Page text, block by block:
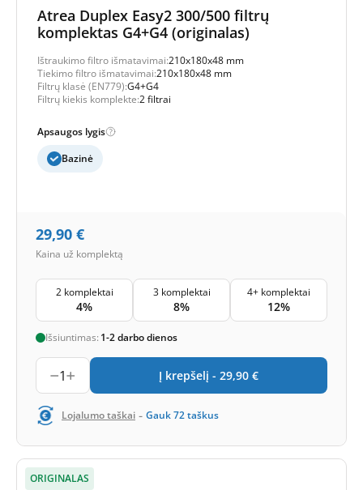
Atrea Duplex Easy2 300/500 filtrų
komplektas G4+G4 (originalas)
Ištraukimo filtro išmatavimai:210x180x48 mm
Tiekimo filtro išmatavimai:210x180x48 mm
Filtrų klasė (EN779):G4+G4
Filtrų kiekis komplekte:2 filtrai
Apsaugos lygis
Bazinė
29,90 €
Kaina už komplektą
2 komplektai
4%
3 komplektai
8%
4+ komplektai
12%
Išsiuntimas: 1-2 darbo dienos
1 Į krepšelį - 29,90 €
Lojalumo taškai - Gauk72taškus
ORIGINALAS